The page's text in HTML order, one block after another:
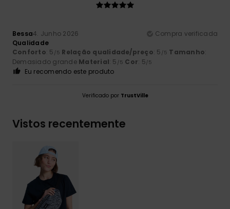
Bessa4. Junho 2026
Compra verificada
Qualidade
Conforto: 5 /5 Relação qualidade/preço: 5 /5 Tamanho:
Demasiado grande Material: 5 /5 Cor: 5/5
Eu recomendo este produto
Verificado por TrustVille
Vistos recentemente